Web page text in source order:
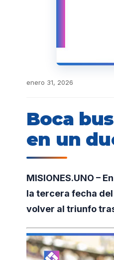
enero 31, 2026
Boca
en un
MISIONES.UNO –
la tercera fecha
volver al triunfo